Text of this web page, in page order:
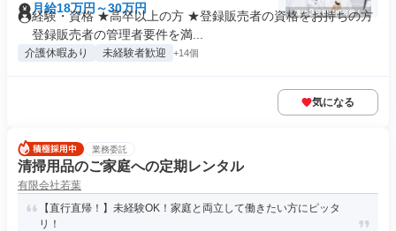
月給18万円～30万円
経験・資格 ★高卒以上の方 ★登録販売者の資格をお持ちの方
登録販売者の管理者要件を満...
介護休暇あり 未経験者歓迎 +14個
気になる
業務委託
清掃用品のご家庭への定期レンタル
有限会社若葉
【直行直帰！】未経験OK！家庭と両立して働きたい方にピッタ
リ！